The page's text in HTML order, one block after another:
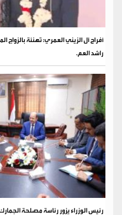
​أفراح آل الزيني العمري: تهنئة بالزواج
راشد العم.
رئيس الوزراء يزور رئاسة مصلحة